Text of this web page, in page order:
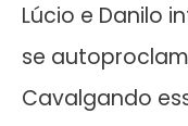
Lúcio e Danilo
se
Cavalgando